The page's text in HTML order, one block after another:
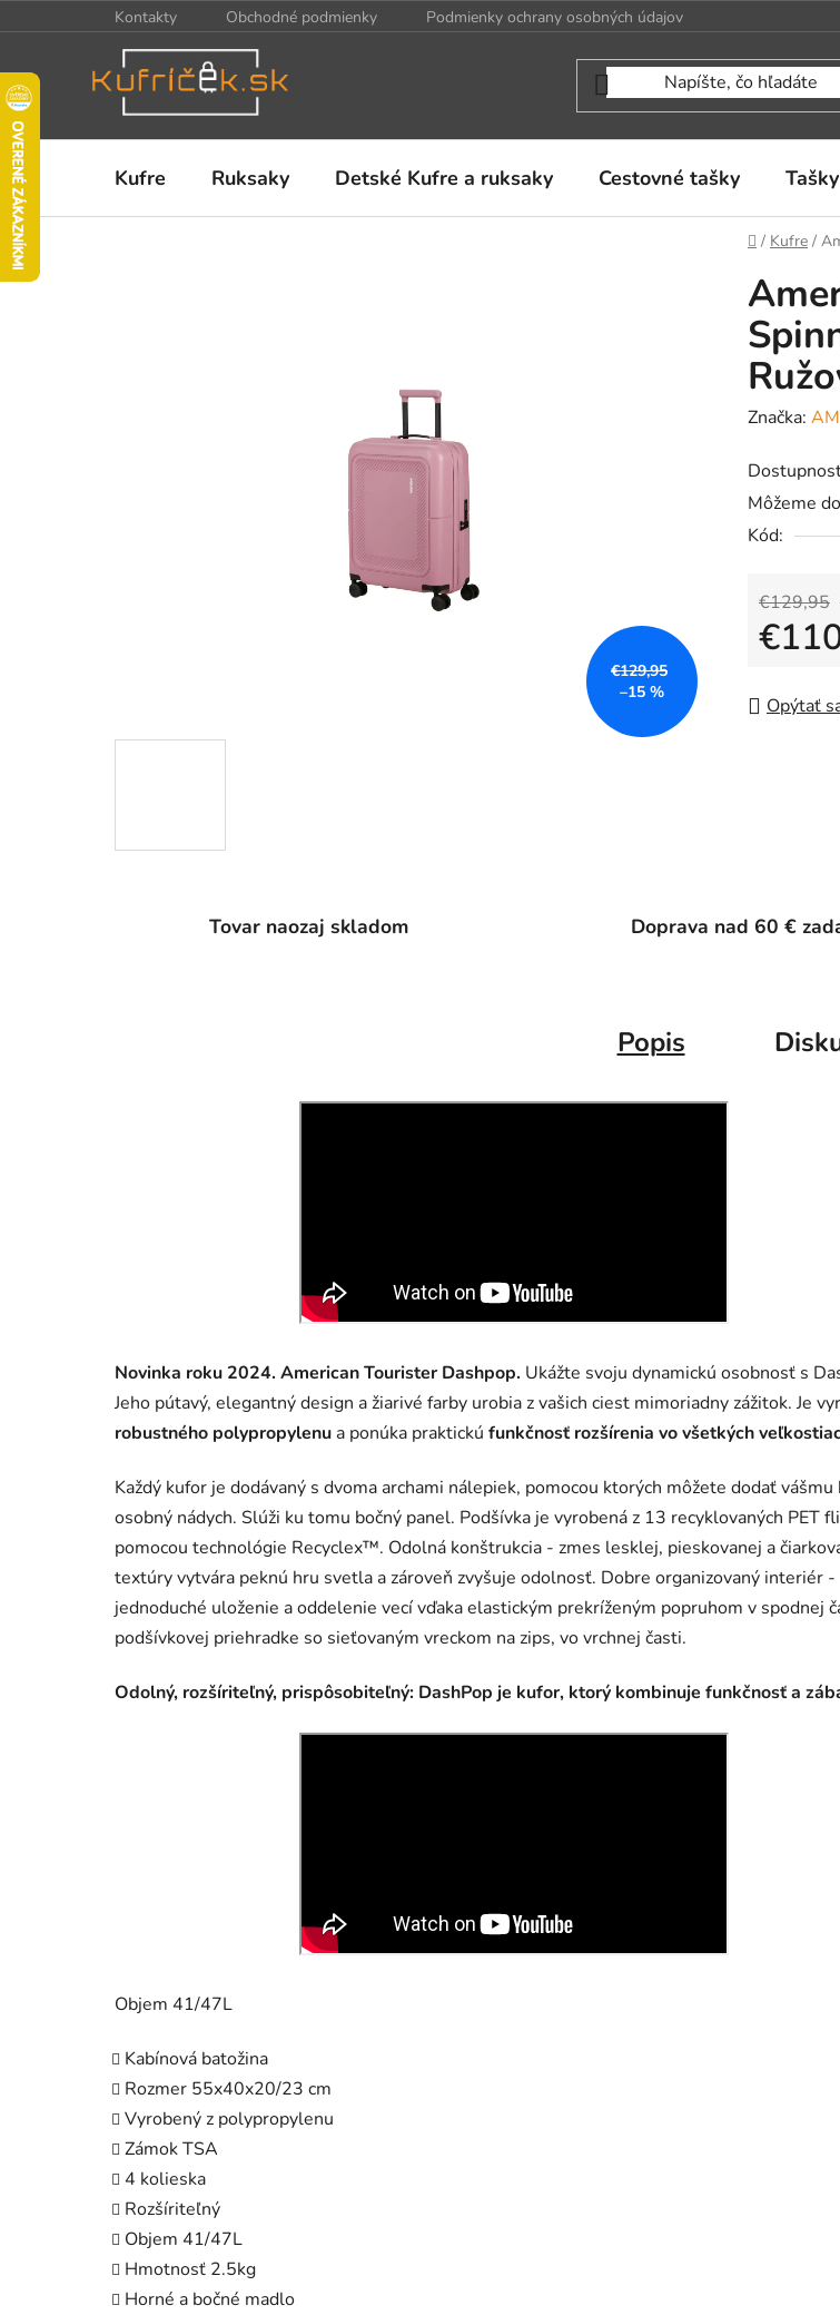
na
Kontakty Obchodné podmienky Podmienky ochrany osobných údajov
Kufre Ruksaky Detské Kufre a ruksaky Cestovné tašky
Domov
/ Kufre /
Značka:
Môžeme
Kód:
€129,95
Opýtať
€129,95
–15 %
Tovar naozaj skladom Doprava nad 60 €
Popis
Novinka roku 2024. American Tourister Dashpop. Ukážte svoju dynamickú osobnosť s
Jeho pútavý, elegantný design a žiarivé farby urobia z vašich ciest mimoriadny zážitok. Je
robustného polypropylenu a ponúka praktickú funkčnosť rozšírenia vo všetkých
Každý kufor je dodávaný s dvoma archami nálepiek, pomocou ktorých môžete dodať vášmu
osobný nádych. Slúži ku tomu bočný panel. Podšívka je vyrobená z 13 recyklovaných PET
pomocou technológie Recyclex™. Odolná konštrukcia - zmes lesklej, pieskovanej a
textúry vytvára peknú hru svetla a zároveň zvyšuje odolnosť. Dobre organizovaný interiér -
jednoduché uloženie a oddelenie vecí vďaka elastickým prekríženým popruhom v spodnej
podšívkovej priehradke so sieťovaným vreckom na zips, vo vrchnej časti.
Odolný, rozšíriteľný, prispôsobiteľný: DashPop je kufor, ktorý kombinuje funkčnosť a
Objem 41/47L
Kabínová batožina
Rozmer 55x40x20/23 cm
Vyrobený z polypropylenu
Zámok TSA
4 kolieska
Rozšíriteľný
Objem 41/47L
Hmotnosť 2.5kg
Horné a bočné madlo